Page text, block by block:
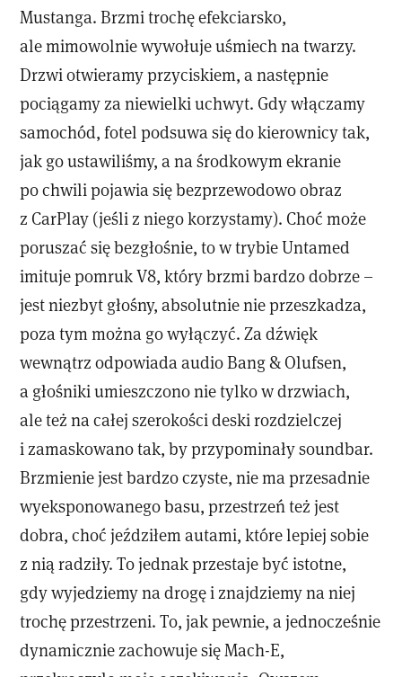
Mustanga. Brzmi trochę efekciarsko,
ale mimowolnie wywołuje uśmiech na twarzy.
Drzwi otwieramy przyciskiem, a następnie
pociągamy za niewielki uchwyt. Gdy włączamy
samochód, fotel podsuwa się do kierownicy tak,
jak go ustawiliśmy, a na środkowym ekranie
po chwili pojawia się bezprzewodowo obraz
z CarPlay (jeśli z niego korzystamy). Choć może
poruszać się bezgłośnie, to w trybie Untamed
imituje pomruk V8, który brzmi bardzo dobrze –
jest niezbyt głośny, absolutnie nie przeszkadza,
poza tym można go wyłączyć. Za dźwięk
wewnątrz odpowiada audio Bang & Olufsen,
a głośniki umieszczono nie tylko w drzwiach,
ale też na całej szerokości deski rozdzielczej
i zamaskowano tak, by przypominały soundbar.
Brzmienie jest bardzo czyste, nie ma przesadnie
wyeksponowanego basu, przestrzeń też jest
dobra, choć jeździłem autami, które lepiej sobie
z nią radziły. To jednak przestaje być istotne,
gdy wyjedziemy na drogę i znajdziemy na niej
trochę przestrzeni. To, jak pewnie, a jednocześnie
dynamicznie zachowuje się Mach-E,